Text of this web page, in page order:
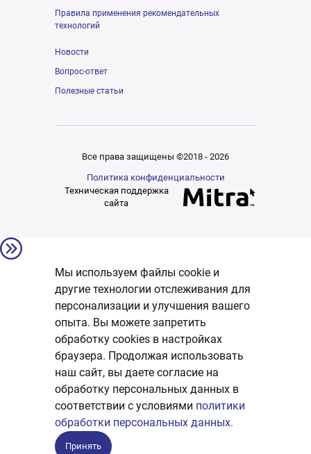
Правила применения рекомендательных
технологий
Новости
Вопрос-ответ
Полезные статьи
Все права защищены ©2018 - 2026
Политика конфиденциальности
Техническая поддержка
сайта
Мы используем файлы cookie и
другие технологии отслеживания для
персонализации и улучшения вашего
опыта. Вы можете запретить
обработку сookies в настройках
браузера. Продолжая использовать
наш сайт, вы даете согласие на
обработку персональных данных в
соответствии с условиями политики
обработки персональных данных.
Принять